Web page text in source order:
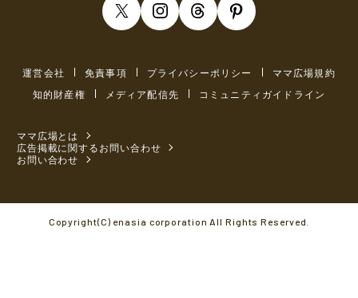
運営会社 免責事項 プライバシーポリシー
ママ広場規約
知的財産権
メディア配信先 コミュニティガイドライン
ママ広場とは
広告掲載に関するお問い合わせ
お問い合わせ
Copyright(C) enasia corporation All Rights Reserved.